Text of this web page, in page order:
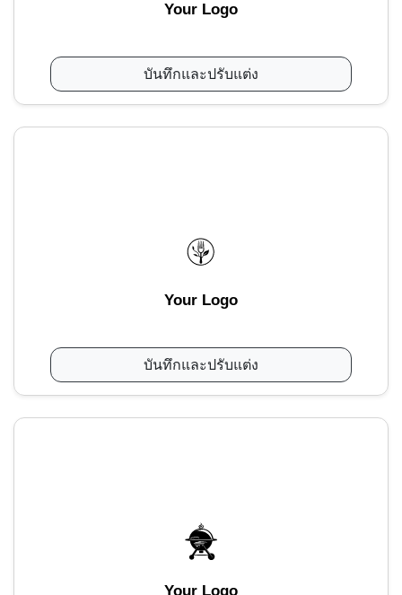
Your Logo
บันทึกและปรับแต่ง
Your Logo
บันทึกและปรับแต่ง
Your Logo